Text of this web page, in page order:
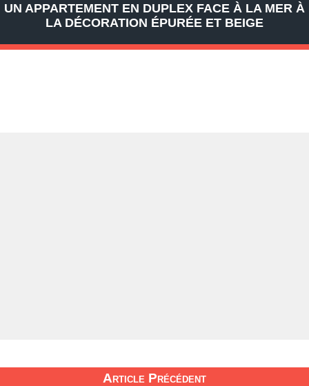
UN APPARTEMENT EN DUPLEX FACE À LA MER À
LA DÉCORATION ÉPURÉE ET BEIGE
Article Précédent